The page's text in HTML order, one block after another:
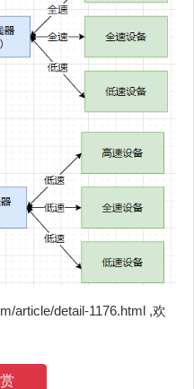
article/detail-1176.html ,欢